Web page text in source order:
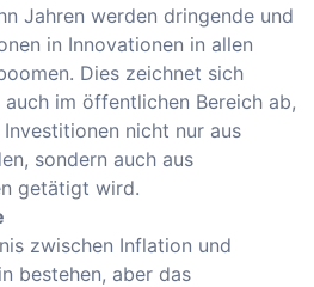
Jahren werden dringende und
in Innovationen in allen
Dies zeichnet sich
im öffentlichen Bereich ab,
nicht nur aus
sondern auch aus
getätigt wird.
zwischen Inflation und
bestehen, aber das